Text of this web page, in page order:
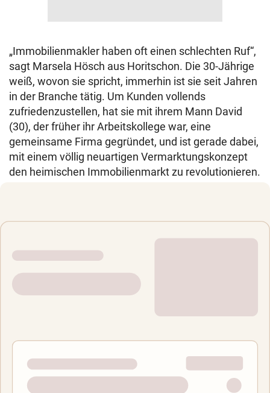
„Immobilienmakler haben oft einen schlechten Ruf“,
sagt Marsela Hösch aus Horitschon. Die 30-Jährige
weiß, wovon sie spricht, immerhin ist sie seit Jahren
in der Branche tätig. Um Kunden vollends
zufriedenzustellen, hat sie mit ihrem Mann David
(30), der früher ihr Arbeitskollege war, eine
gemeinsame Firma gegründet, und ist gerade dabei,
mit einem völlig neuartigen Vermarktungskonzept
den heimischen Immobilienmarkt zu revolutionieren.